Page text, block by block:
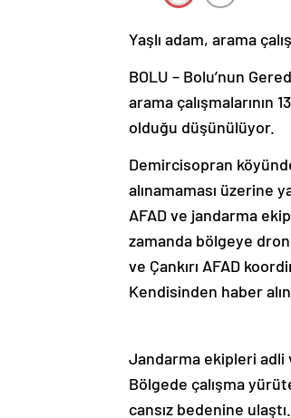
Yaşlı adam, arama
BOLU – Bolu’nun
arama çalışmalarının
olduğu düşünülüyor.
Demircisopran
alınamaması üzerine
AFAD ve jandarma
zamanda bölgeye
ve Çankırı AFAD
Kendisinden haber
Jandarma ekipleri adli
Bölgede çalışma
cansız bedenine